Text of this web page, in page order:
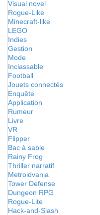
Visual novel
Rogue-Like
Minecraft-like
LEGO
Indies
Gestion
Mode
Inclassable
Football
Jouets connectés
Enquête
Application
Rumeur
Livre
VR
Flipper
Bac à sable
Rainy Frog
Thriller narratif
Metroidvania
Tower Defense
Dungeon RPG
Rogue-Lite
Hack-and-Slash